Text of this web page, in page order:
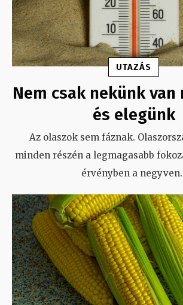
UTAZÁS
Nem csak nekünk
és elegünk
Az olaszok sem fáznak.
minden részén a legmagasabb
érvényben a negyven